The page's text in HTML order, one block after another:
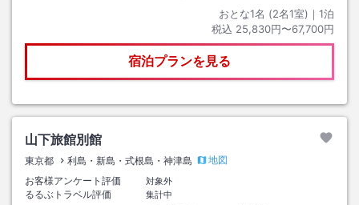
おとな1名 (2名1室)｜ 1泊
税込 25,830円〜67,700円
宿泊プランを見る
山下旅館別館
東京都 利島・新島・式根島・神津島
地図
お客様アンケート評価
対象外
るるぶトラベル評価
集計中